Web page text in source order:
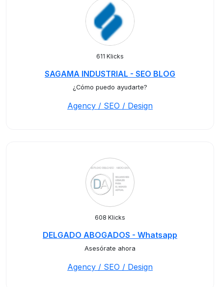
611 Klicks
SAGAMA INDUSTRIAL - SEO BLOG
¿Cómo puedo ayudarte?
Agency / SEO / Design
608 Klicks
DELGADO ABOGADOS - Whatsapp
Asesórate ahora
Agency / SEO / Design